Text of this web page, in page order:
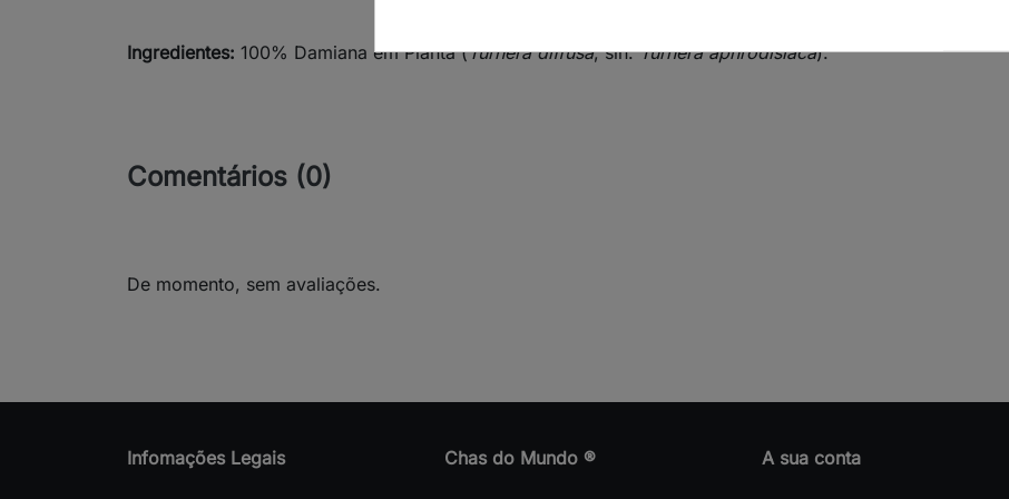
Ingredientes: 100% Damiana em Planta (Turnera diffusa, sin.Turnera aphrodisiaca).
Comentários (0)
De momento, sem avaliações.
Infomações Legais Chas do Mundo ® A sua conta